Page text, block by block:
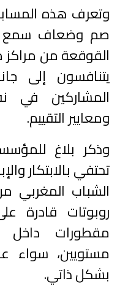
وتعرف هذه
صم وضعاف سمع
القوقعة من
يتنافسون إلى
المشاركين في
ومعايير التقييم.
وذكر بلاغ
تحتفي بالابتكار
الشباب المغربي
روبوتات قادرة
مقطورات
مستويين، سواء
بشكل ذاتي.